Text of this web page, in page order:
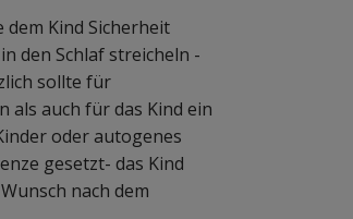
Kind Sicherheit
den Schlaf streicheln -
sollte für
als auch für das Kind ein
oder autogenes
gesetzt- das Kind
nach dem